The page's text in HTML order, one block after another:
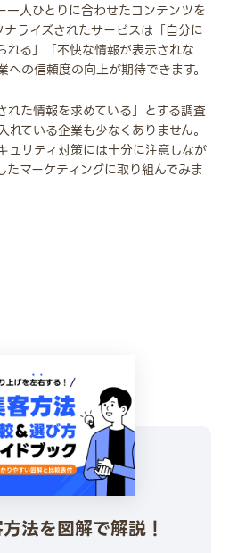
一人ひとりに合わせたコンテンツを
ライズされたサービスは「自分に
れる」「不快な情報が表示されな
の信頼度の向上が期待できます。
れた情報を求めている」とする調査
ている企業も少なくありません。
ュリティ対策には十分に注意しなが
たマーケティングに取り組んでみま
法を図解で解説！